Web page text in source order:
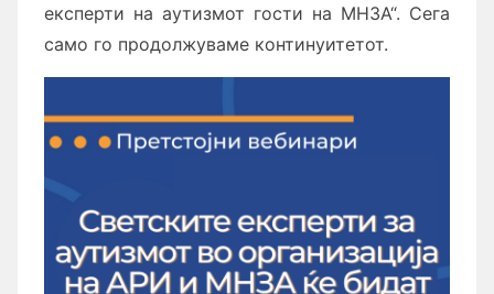
експерти на аутизмот гости на МНЗА“. Сега
само го продолжуваме континуитетот.